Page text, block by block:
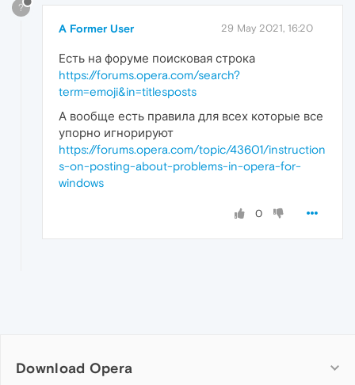
?
A Former User 29 May 2021, 16:20
Есть на форуме поисковая строка
https://forums.opera.com/search?
term=emoji&in=titlesposts
А вообще есть правила для всех которые все
упорно игнорируют
https://forums.opera.com/topic/43601/instruction
s-on-posting-about-problems-in-opera-for-
windows
0
Download Opera